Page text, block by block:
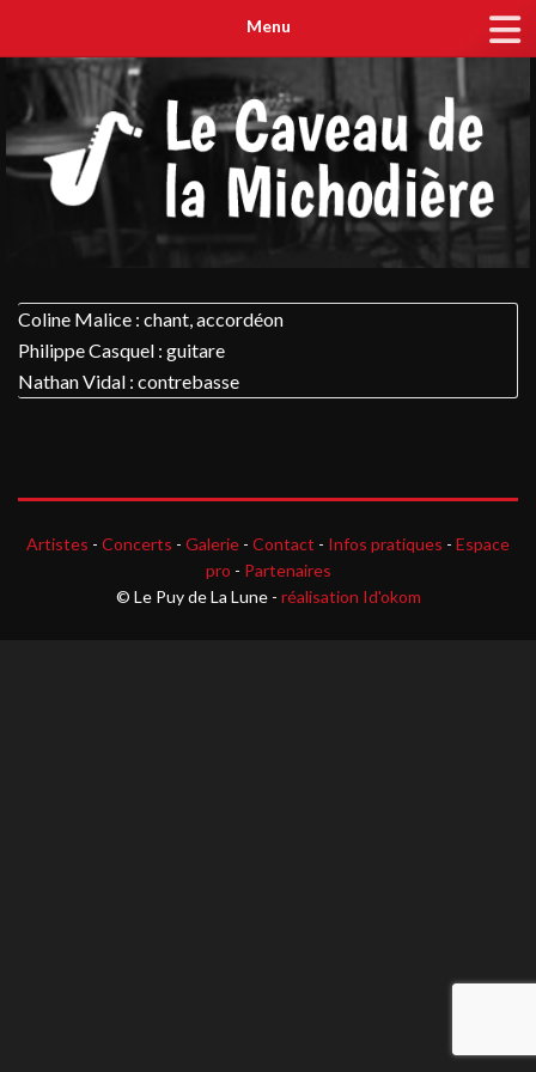
Menu
Coline Malice : chant, accordéon
Philippe Casquel : guitare
Nathan Vidal : contrebasse
Artistes - Concerts - Galerie - Contact - Infos pratiques - Espace
pro - Partenaires
© Le Puy de La Lune - réalisation Id'okom